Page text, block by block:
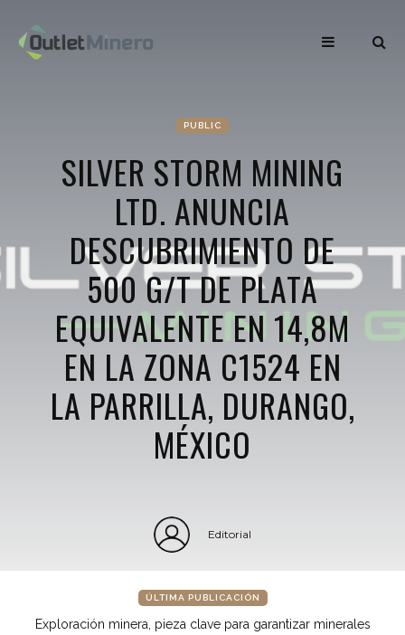
PUBLIC
SILVER STORM MINING
LTD. ANUNCIA
DESCUBRIMIENTO DE
500 G/T DE PLATA
EQUIVALENTE EN 14,8M
EN LA ZONA C1524 EN
LA PARRILLA, DURANGO,
MÉXICO
Editorial
ÚLTIMA PUBLICACIÓN
Exploración minera, pieza clave para garantizar minerales